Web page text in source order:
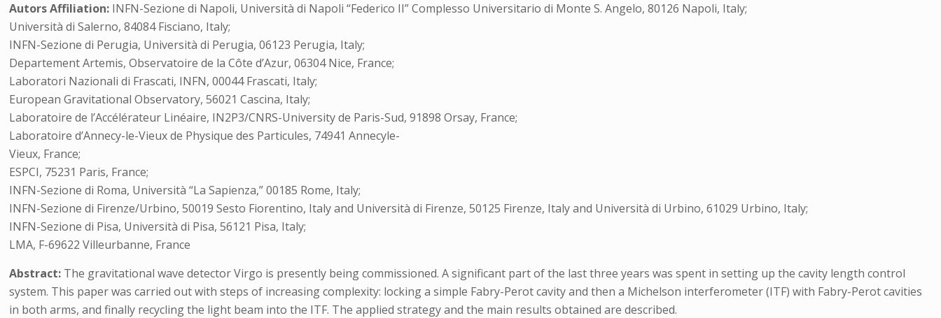
Autors Affiliation: INFN-Sezione di Napoli, Università di Napoli “Federico II” Complesso Universitario di Monte S. Angelo, 80126 Napoli, Italy;
Università di Salerno, 84084 Fisciano, Italy;
INFN-Sezione di Perugia, Università di Perugia, 06123 Perugia, Italy;
Departement Artemis, Observatoire de la Côte d’Azur, 06304 Nice, France;
Laboratori Nazionali di Frascati, INFN, 00044 Frascati, Italy;
European Gravitational Observatory, 56021 Cascina, Italy;
Laboratoire de l’Accélérateur Linéaire, IN2P3/CNRS-University de Paris-Sud, 91898 Orsay, France;
Laboratoire d’Annecy-le-Vieux de Physique des Particules, 74941 Annecyle-
Vieux, France;
ESPCI, 75231 Paris, France;
INFN-Sezione di Roma, Università “La Sapienza,” 00185 Rome, Italy;
INFN-Sezione di Firenze/Urbino, 50019 Sesto Fiorentino, Italy and Università di Firenze, 50125 Firenze, Italy and Università di Urbino, 61029 Urbino, Italy;
INFN-Sezione di Pisa, Università di Pisa, 56121 Pisa, Italy;
LMA, F-69622 Villeurbanne, France
Abstract: The gravitational wave detector Virgo is presently being commissioned. A significant part of the last three years was spent in setting up the cavity length control
system. This paper was carried out with steps of increasing complexity: locking a simple Fabry-Perot cavity and then a Michelson interferometer (ITF) with Fabry-Perot cavities
in both arms, and finally recycling the light beam into the ITF. The applied strategy and the main results obtained are described.